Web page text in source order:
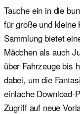
Tauche ein in die
für große und kleine
Sammlung bietet
Mädchen als auch
über Fahrzeuge bis
dabei, um die
einfache
Zugriff auf neue